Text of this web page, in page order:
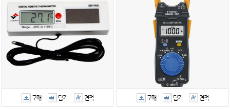
구매 담기 견적 구매 담기 견적